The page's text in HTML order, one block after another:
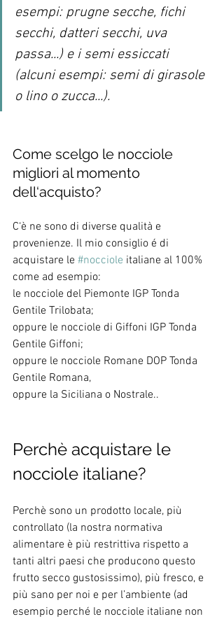
esempi: prugne secche, fichi
secchi, datteri secchi, uva
passa...) e i semi essiccati
(alcuni esempi: semi di girasole
o lino o zucca...).
Come scelgo le nocciole
migliori al momento
dell‘acquisto?
C‘è ne sono di diverse qualità e
provenienze. Il mio consiglio é di
acquistare le #nocciole italiane al 100%
come ad esempio:
le nocciole del Piemonte IGP Tonda
Gentile Trilobata;
oppure le nocciole di Giffoni IGP Tonda
Gentile Giffoni;
oppure le nocciole Romane DOP Tonda
Gentile Romana,
oppure la Siciliana o Nostrale..
Perchè acquistare le
nocciole italiane?
Perchè sono un prodotto locale, più
controllato (la nostra normativa
alimentare è più restrittiva rispetto a
tanti altri paesi che producono questo
frutto secco gustosissimo), più fresco, e
più sano per noi e per l’ambiente (ad
esempio perché le nocciole italiane non